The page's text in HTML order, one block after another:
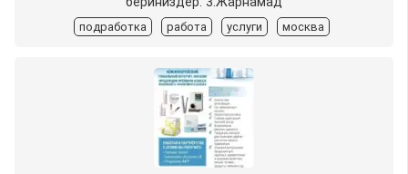
подработка работа услуги москва